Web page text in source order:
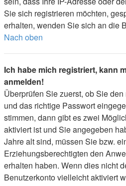
Sie sich registrieren möchten,
erhalten, wenden Sie sich an die
Nach oben
Ich habe mich registriert, kann
anmelden!
Überprüfen Sie zuerst, ob Sie
und das richtige Passwort
stimmen, dann gibt es zwei
aktiviert ist und Sie angegeben
Jahre alt sind, müssen Sie bzw.
Erziehungsberechtigten den
erhalten haben. Wenn dies nicht
Benutzerkonto vielleicht aktiviert